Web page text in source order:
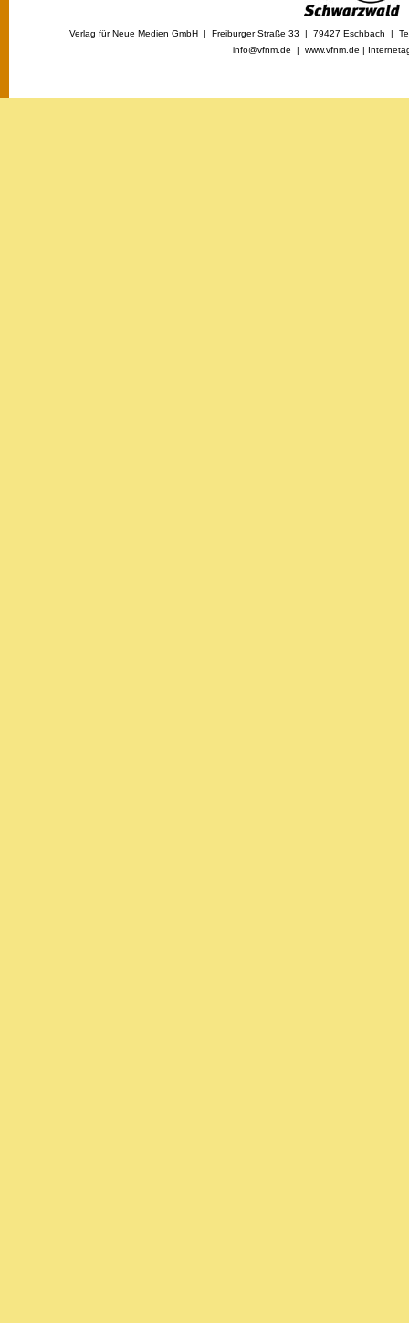
Verlag für Neue Medien GmbH | Freiburger Straße 33 | 79427 Eschbach |
info@vfnm.de | www.vfnm.de |